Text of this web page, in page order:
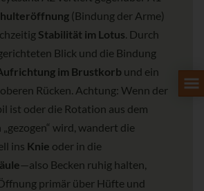
(Bindung der Arme)
Stabilität im Lotus. Durch
Blick und die Bindung
im Brustkorb und ein
Rücken. Achtung: Wenn der
ist oder die Rotation aus dem
wird, wandert die
ins Knie oder in die
—also Becken ruhig halten,
primär über Hüfte und